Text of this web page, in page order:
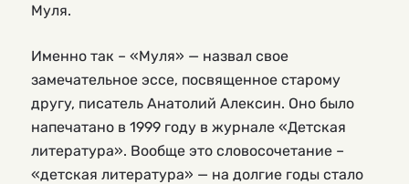
Муля.
Именно так – «Муля» — назвал свое
замечательное эссе, посвященное старому
другу, писатель Анатолий Алексин. Оно было
напечатано в 1999 году в журнале «Детская
литература». Вообще это словосочетание –
«детская литература» — на долгие годы стало